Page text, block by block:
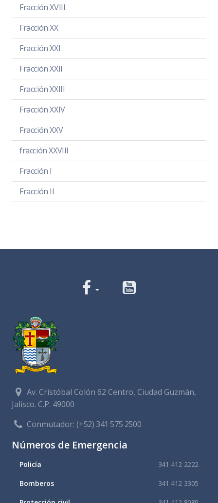
Fracción XVIII
Fracción XX
Fracción XXI
Fracción XXII
Fracción XXIII
Fracción XXIV
Fracción XXV
fracción XXVIII
Fracción I
Fracción II
Av. Cristóbal Colón 62 Centro, Ciudad Guzmán,
Jalisco. C.P. 49000
Conmutador:(+52) 341 575 2500
Números de Emergencia
Policía 341 412 2222
Bomberos 341 412 3305